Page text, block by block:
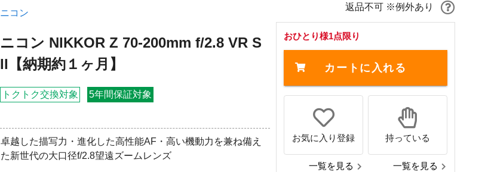
ニコン
ニコン NIKKOR Z 70-200mm f/2.8 VR S
II 【納期約１ヶ月】
トクトク交換対象 5年間保証対象
卓越した描写力・進化した高性能AF・高い機動力を兼ね備え
た新世代の大口径f/2.8望遠ズームレンズ
返品不可 ※例外あり
おひとり様1点限り
カートに入れる
お気に入り登録
一覧を見る
持っている
一覧を見る